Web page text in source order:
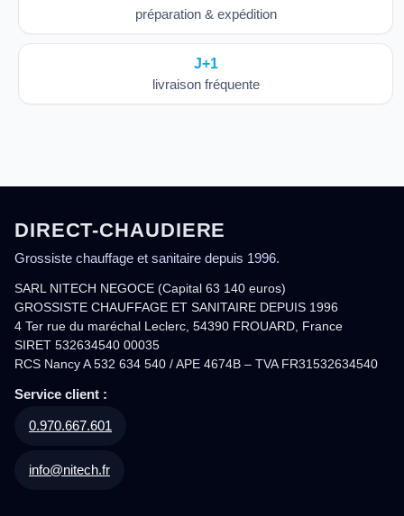
préparation & expédition
J+1
livraison fréquente
DIRECT-CHAUDIERE
Grossiste chauffage et sanitaire depuis 1996.
SARL NITECH NEGOCE (Capital 63 140 euros)
GROSSISTE CHAUFFAGE ET SANITAIRE DEPUIS 1996
4 Ter rue du maréchal Leclerc, 54390 FROUARD, France
SIRET 532634540 00035
RCS Nancy A 532 634 540 / APE 4674B – TVA FR31532634540
Service client :
0.970.667.601
info@nitech.fr